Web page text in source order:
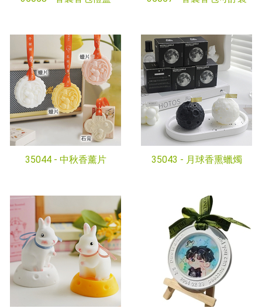
35044 - 中秋香薰片 35043 - 月球香熏蠟燭